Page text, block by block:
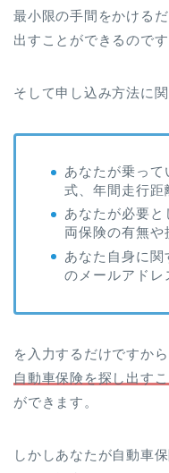
最小限の手間をかける
出すことができるのです
そして申し込み方法に
あなたが乗っ
式、年間走行距
あなたが必要
両保険の有無
あなた自身に
のメールアドレ
を入力するだけですか
自動車保険を探し出す
ができます。
しかしあなたが自動車